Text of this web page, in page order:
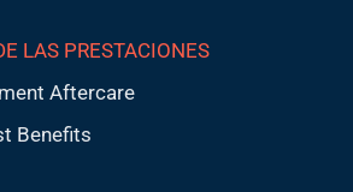
LAS PRESTACIONES
Aftercare
Benefits